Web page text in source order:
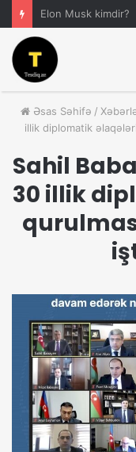
Anar Əliyev Kimdir?
Əsas Səhifə /
illik diplomatik
Sahil
30 illik